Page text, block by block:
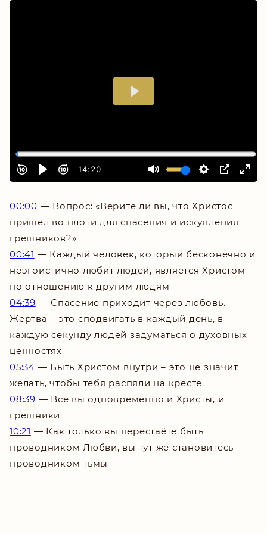
00:00 — Вопрос: «Верите ли вы, что Христос
пришёл во плоти для спасения и искупления
грешников?»
00:41 — Каждый человек, который бесконечно и
неэгоистично любит людей, является Христом
по отношению к другим людям
04:39 — Спасение приходит через любовь.
Жертва – это сподвигать в каждый день, в
каждую секунду людей задуматься о духовных
ценностях
05:34 — Быть Христом внутри – это не значит
желать, чтобы тебя распяли на кресте
08:39 — Все вы одновременно и Христы, и
грешники
10:21 — Как только вы перестаёте быть
проводником Любви, вы тут же становитесь
проводником тьмы